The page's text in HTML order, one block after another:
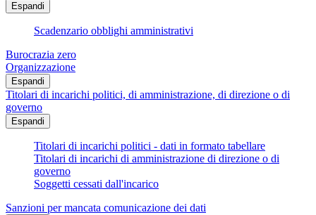
Espandi
Scadenzario obblighi amministrativi
Burocrazia zero
Organizzazione
Espandi
Titolari di incarichi politici, di amministrazione, di direzione o di
governo
Espandi
Titolari di incarichi politici - dati in formato tabellare
Titolari di incarichi di amministrazione di direzione o di
governo
Soggetti cessati dall'incarico
Sanzioni per mancata comunicazione dei dati